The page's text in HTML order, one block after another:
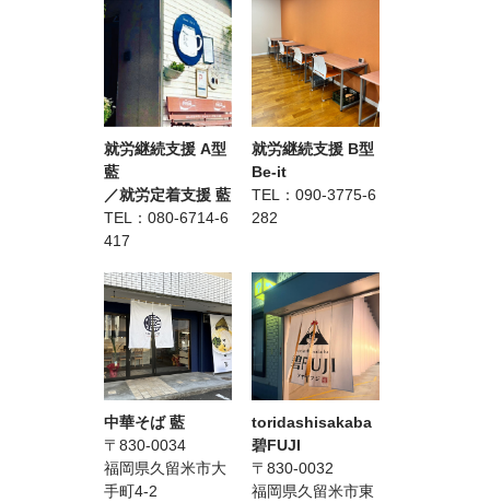
就労継続支援 A型
藍
／就労定着支援 藍
TEL： 080-6714-6
417
就労継続支援 B型
Be-it
TEL：090-3775-6
282
中華そば 藍
〒830-0034
福岡県久留米市大
手町4-2
toridashisakaba
碧FUJI
〒830-0032
福岡県久留米市東